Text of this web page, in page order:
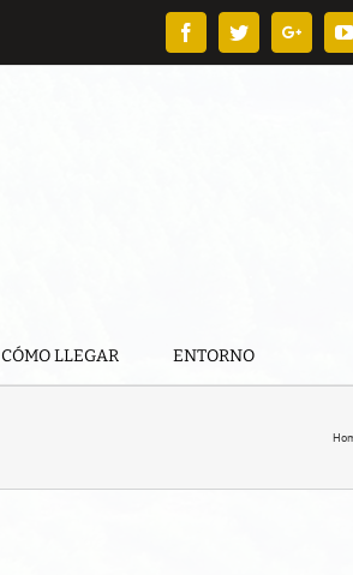
FacebookTwitter
CÓMO LLEGAR ENTORNO